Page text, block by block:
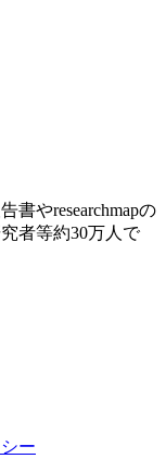
書やresearchmapの
者等約30万人で
ー